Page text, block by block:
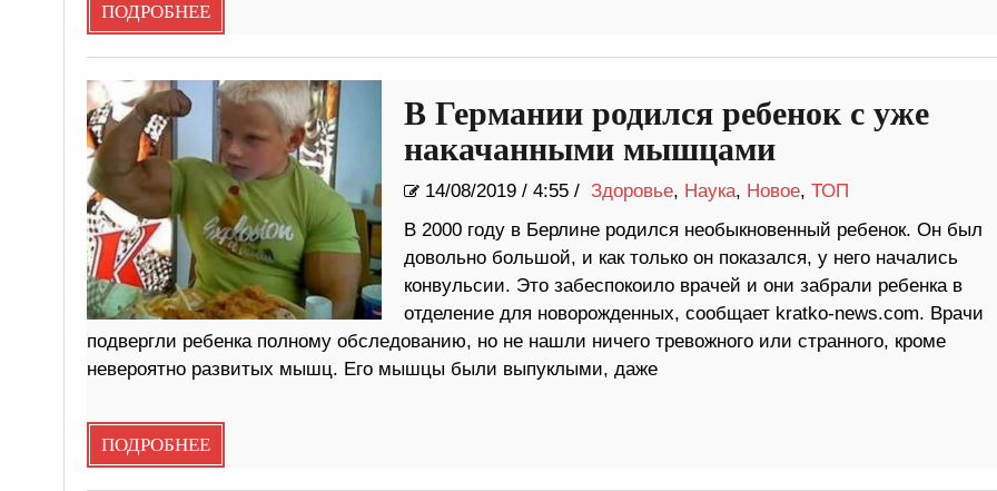
ПОДРОБНЕЕ
В Германии родился ребенок с уже
накачанными мышцами
14/08/2019/ 4:55 / Здоровье, Наука, Новое, ТОП
В 2000 году в Берлине родился необыкновенный ребенок. Он был
довольно большой, и как только он показался, у него начались
конвульсии. Это забеспокоило врачей и они забрали ребенка в
отделение для новорожденных, сообщает kratko-news.com. Врачи
подвергли ребенка полному обследованию, но не нашли ничего тревожного или странного, кроме
невероятно развитых мышц. Его мышцы были выпуклыми, даже
ПОДРОБНЕЕ